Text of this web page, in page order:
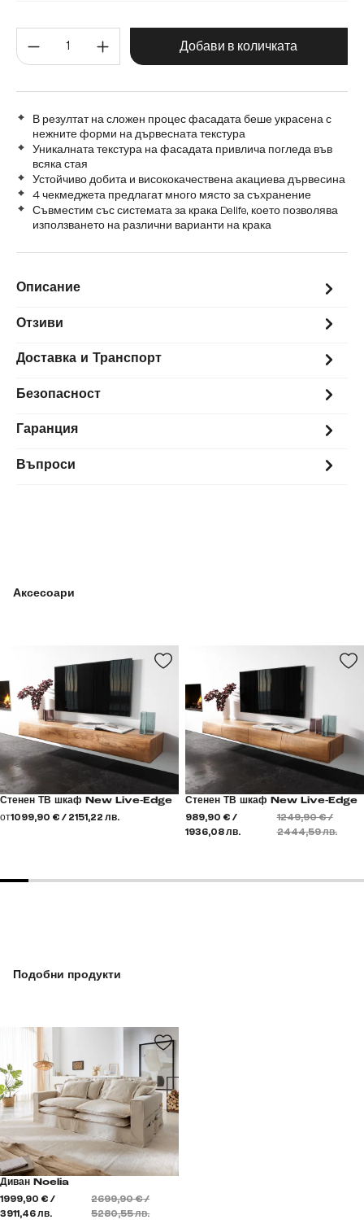
4 врати Количество на продукта:
Добави в количката
В резултат на сложен процес фасадата беше украсена с
нежните форми на дървесната текстура
Уникалната текстура на фасадата привлича погледа във
всяка стая
Устойчиво добита и висококачествена акациева дървесина
4 чекмеджета предлагат много място за съхранение
Съвместим със системата за крака Delife, което позволява
използването на различни варианти на крака
Описание
Отзиви
Доставка и Транспорт
Безопасност
Гаранция
Въпроси
Подобни продукти
Диван Noelia
1999,90 € /
3911,46 лв.
2699,90 € /
5280,55 лв.
Аксесоари
Стенен ТВ шкаф New Live-Edge
от1099,90 € / 2151,22 лв.
Стенен ТВ шкаф New Live-Edge
989,90 € /
1936,08 лв.
1249,90 € /
2444,59 лв.